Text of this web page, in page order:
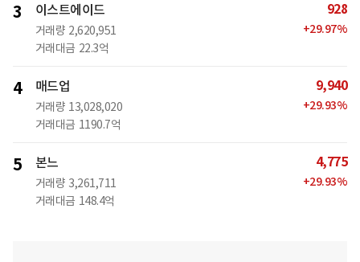
3 이스트에이드
거래량 2,620,951
거래대금 22.3억
928
+29.97%
4 매드업
거래량 13,028,020
거래대금 1190.7억
9,940
+29.93%
5 본느
거래량 3,261,711
거래대금 148.4억
4,775
+29.93%